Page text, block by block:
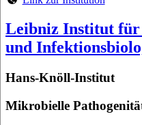
Leibniz Institut für
und
Hans-Knöll-Institut
Mikrobielle